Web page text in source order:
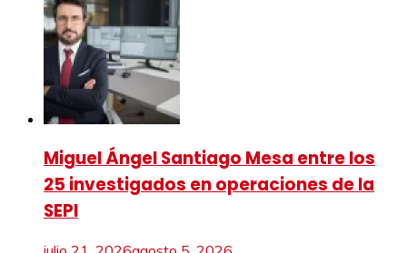
Miguel Ángel Santiago Mesa entre los
25 investigados en operaciones de la
SEPI